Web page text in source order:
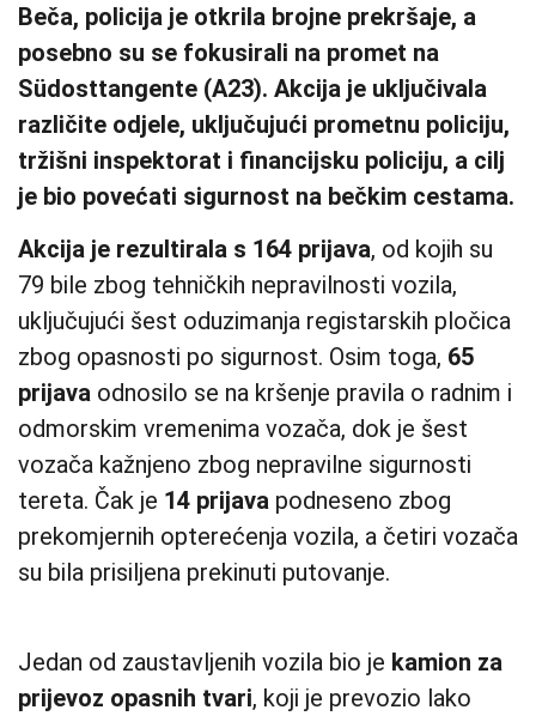
Beča, policija je otkrila brojne prekršaje, a
posebno su se fokusirali na promet na
Südosttangente (A23). Akcija je uključivala
različite odjele, uključujući prometnu policiju,
tržišni inspektorat i financijsku policiju, a cilj
je bio povećati sigurnost na bečkim cestama.
Akcija je rezultirala s 164 prijava, od kojih su
79 bile zbog tehničkih nepravilnosti vozila,
uključujući šest oduzimanja registarskih pločica
zbog opasnosti po sigurnost. Osim toga, 65
prijava odnosilo se na kršenje pravila o radnim i
odmorskim vremenima vozača, dok je šest
vozača kažnjeno zbog nepravilne sigurnosti
tereta. Čak je 14 prijava podneseno zbog
prekomjernih opterećenja vozila, a četiri vozača
su bila prisiljena prekinuti putovanje.
Jedan od zaustavljenih vozila bio je kamion za
prijevoz opasnih tvari, koji je prevozio lako